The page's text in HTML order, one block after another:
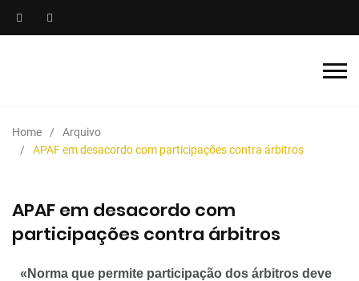
Home
Arquivo
APAF em desacordo com participações contra árbitros
APAF em desacordo com
participações contra árbitros
«Norma que permite participação dos árbitros deve